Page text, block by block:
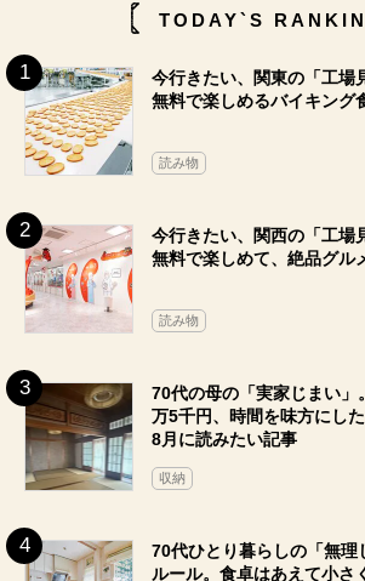
TODAY`S
今行きたい、関東の「工場
無料で楽しめるバイキング
読み物
今行きたい、関西の「工場
無料で楽しめて、絶品グル
読み物
70代の母の「実家じまい」
万5千円、時間を味方にし
8月に読みたい記事
収納
70代ひとり暮らしの「無理
ルール。食卓はあえて小さ